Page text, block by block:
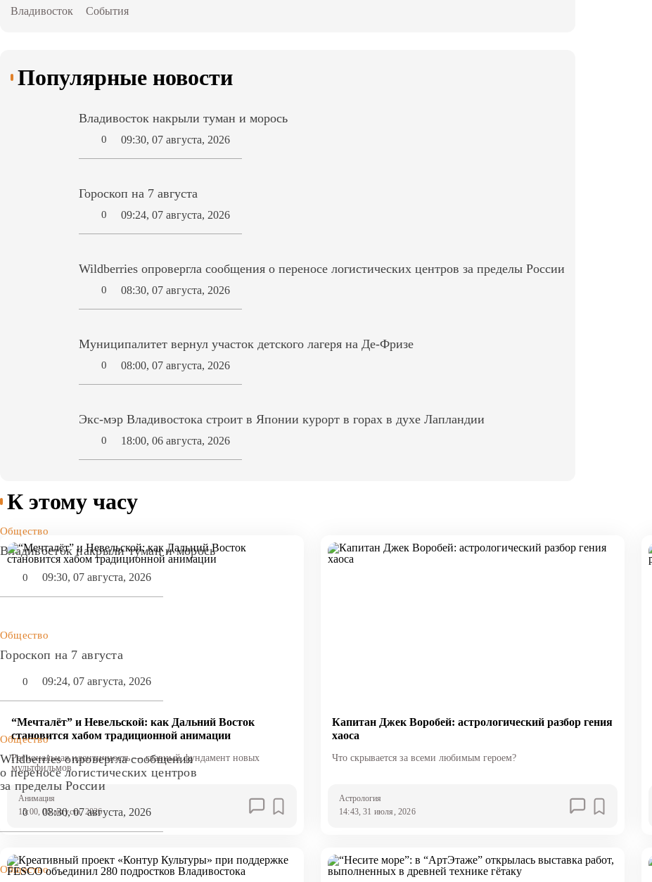
Владивосток События
Популярные новости
Владивосток накрыли туман и морось
0 09:30, 07 августа, 2026
Гороскоп на 7 августа
0 09:24, 07 августа, 2026
Wildberries опровергла сообщения о переносе логистических центров за пределы России
0 08:30, 07 августа, 2026
Муниципалитет вернул участок детского лагеря на Де-Фризе
0 08:00, 07 августа, 2026
Экс-мэр Владивостока строит в Японии курорт в горах в духе Лапландии
0 18:00, 06 августа, 2026
К этому часу
Общество
Владивосток накрыли туман и морось
0 09:30, 07 августа, 2026
Общество
Гороскоп на 7 августа
0 09:24, 07 августа, 2026
Общество
Wildberries опровергла сообщения
о переносе логистических центров
за пределы России
0 08:30, 07 августа, 2026
Общество
“Мечталёт” и Невельской: как Дальний Восток
становится хабом традиционной анимации
Региональная идентичность — главный фундамент новых
мультфильмов
Анимация
15:00, 05 августа, 2026
Капитан Джек Воробей: астрологический разбор гения
хаоса
Что скрывается за всеми любимым героем?
Астрология
14:43, 31 июля, 2026